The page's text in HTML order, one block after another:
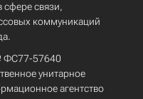
сфере связи,
коммуникаций
ФС77-57640
унитарное
агентство